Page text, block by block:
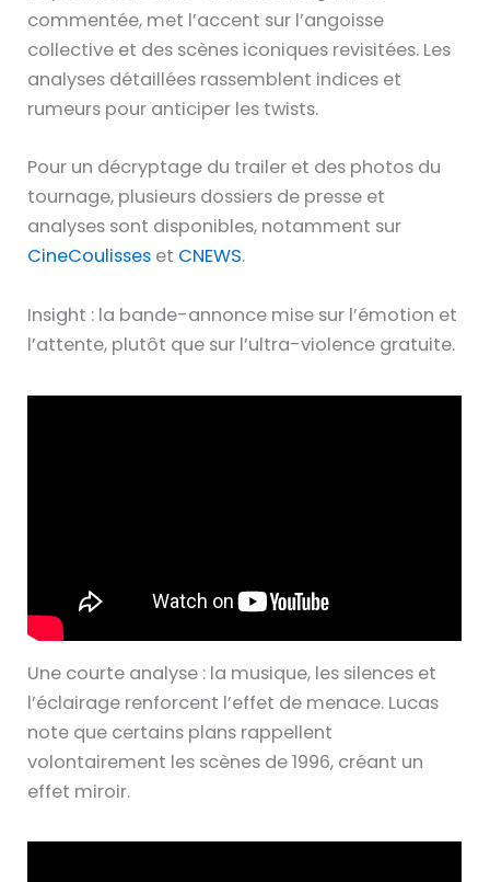
commentée, met l’accent sur l’angoisse
collective et des scènes iconiques revisitées. Les
analyses détaillées rassemblent indices et
rumeurs pour anticiper les twists.
Pour un décryptage du trailer et des photos du
tournage, plusieurs dossiers de presse et
analyses sont disponibles, notamment sur
CineCoulisses et CNEWS.
Insight : la bande-annonce mise sur l’émotion et
l’attente, plutôt que sur l’ultra-violence gratuite.
Une courte analyse : la musique, les silences et
l’éclairage renforcent l’effet de menace. Lucas
note que certains plans rappellent
volontairement les scènes de 1996, créant un
effet miroir.